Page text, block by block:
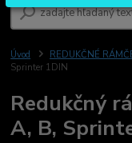
Úvod REDUKČNÉ
Sprinter 1DIN
Redukčný
A, B,